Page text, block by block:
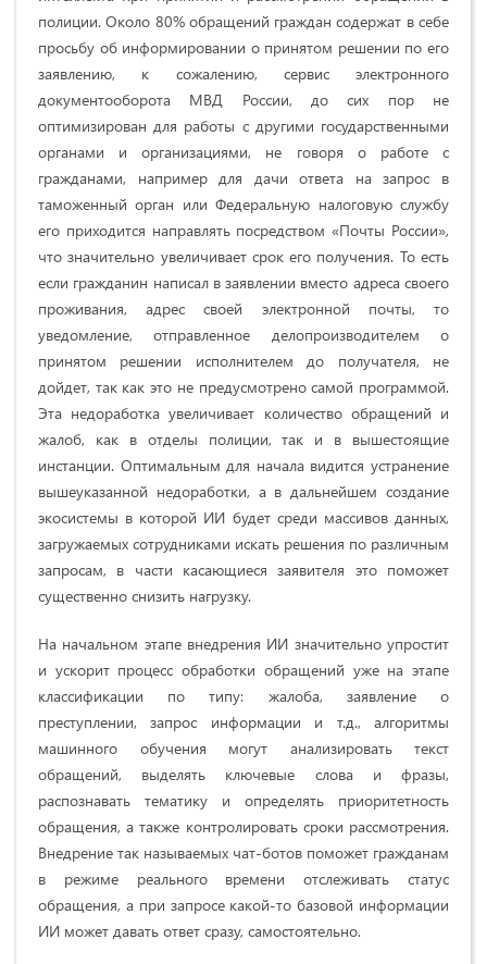
полиции. Около 80% обращений граждан содержат в себе
просьбу об информировании о принятом решении по его
заявлению, к сожалению, сервис электронного
документооборота МВД России, до сих пор не
оптимизирован для работы с другими государственными
органами и организациями, не говоря о работе с
гражданами, например для дачи ответа на запрос в
таможенный орган или Федеральную налоговую службу
его приходится направлять посредством «Почты России»,
что значительно увеличивает срок его получения. То есть
если гражданин написал в заявлении вместо адреса своего
проживания, адрес своей электронной почты, то
уведомление, отправленное делопроизводителем о
принятом решении исполнителем до получателя, не
дойдет, так как это не предусмотрено самой программой.
Эта недоработка увеличивает количество обращений и
жалоб, как в отделы полиции, так и в вышестоящие
инстанции. Оптимальным для начала видится устранение
вышеуказанной недоработки, а в дальнейшем создание
экосистемы в которой ИИ будет среди массивов данных,
загружаемых сотрудниками искать решения по различным
запросам, в части касающиеся заявителя это поможет
существенно снизить нагрузку.
На начальном этапе внедрения ИИ значительно упростит
и ускорит процесс обработки обращений уже на этапе
классификации по типу: жалоба, заявление о
преступлении, запрос информации и т.д., алгоритмы
машинного обучения могут анализировать текст
обращений, выделять ключевые слова и фразы,
распознавать тематику и определять приоритетность
обращения, а также контролировать сроки рассмотрения.
Внедрение так называемых чат-ботов поможет гражданам
в режиме реального времени отслеживать статус
обращения, а при запросе какой-то базовой информации
ИИ может давать ответ сразу, самостоятельно.